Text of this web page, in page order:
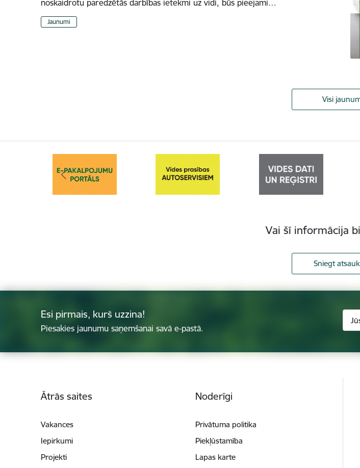
noskaidrotu paredzētās darbības ietekmi uz vidi, būs pieejami…
Jaunumi
Visi
Vai šī informācija
Sniegt
Esi pirmais, kurš uzzina!
Piesakies jaunumu saņemšanai savā e-pastā.
Ātrās saites
Vakances
Iepirkumi
Projekti
Noderīgi
Privātuma politika
Piekļūstamība
Lapas karte